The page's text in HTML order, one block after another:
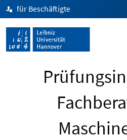
für Beschäftigte